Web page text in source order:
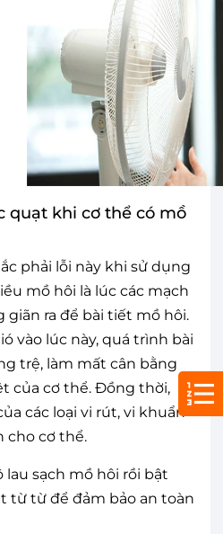
quạt khi cơ thể có mồ
phải lỗi này khi sử dụng
mồ hôi là lúc các mạch
giãn ra để bài tiết mồ hôi.
vào lúc này, quá trình bài
trệ, làm mất cân bằng
của cơ thể. Đồng thời,
các loại vi rút, vi khuẩn
cho cơ thể.
lau sạch mồ hôi rồi bật
từ từ để đảm bảo an toàn